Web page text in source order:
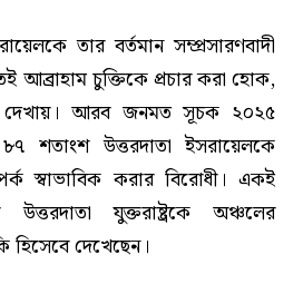
তার বর্তমান সম্প্রসারণবাদী
আব্রাহাম চুক্তিকে প্রচার করা হোক,
দেখায়। আরব জনমত সূচক ২০২৫
শতাংশ উত্তরদাতা ইসরায়েলকে
স্বাভাবিক করার বিরোধী। একই
যুক্তরাষ্ট্রকে অঞ্চলের
হিসেবে দেখেছেন।